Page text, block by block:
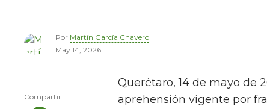
Por Martín García Chavero
May 14, 2026
Querétaro, 14 de mayo de
aprehensión vigente por